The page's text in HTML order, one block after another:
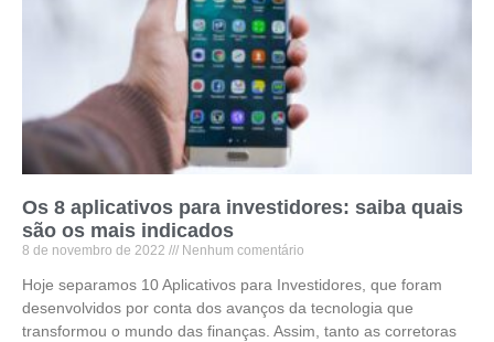
Os 8 aplicativos para investidores: saiba quais
são os mais indicados
8 de novembro de 2022 Nenhum comentário
Hoje separamos 10 Aplicativos para Investidores, que foram
desenvolvidos por conta dos avanços da tecnologia que
transformou o mundo das finanças. Assim, tanto as corretoras